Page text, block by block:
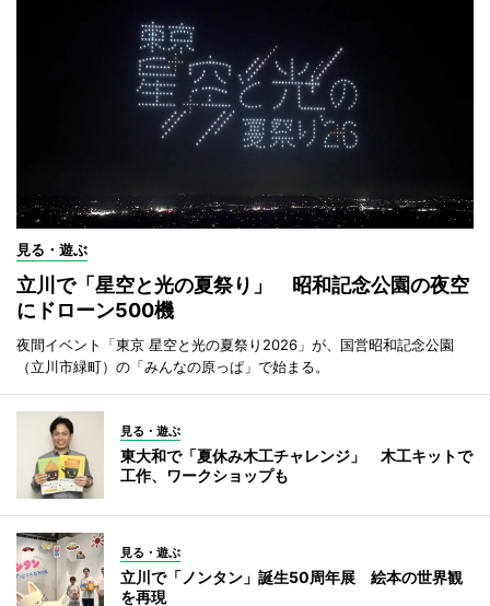
見る・遊ぶ
立川で「星空と光の夏祭り」 昭和記念公園の夜空
にドローン500機
夜間イベント「東京 星空と光の夏祭り2026」が、国営昭和記念公園
（立川市緑町）の「みんなの原っぱ」で始まる。
見る・遊ぶ
東大和で「夏休み木工チャレンジ」 木工キットで
工作、ワークショップも
見る・遊ぶ
立川で「ノンタン」誕生50周年展 絵本の世界観
を再現